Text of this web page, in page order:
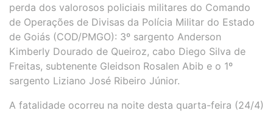
perda dos valorosos policiais militares do Comando
de Operações de Divisas da Polícia Militar do Estado
de Goiás (COD/PMGO): 3º sargento Anderson
Kimberly Dourado de Queiroz, cabo Diego Silva de
Freitas, subtenente Gleidson Rosalen Abib e o 1º
sargento Liziano José Ribeiro Júnior.
A fatalidade ocorreu na noite desta quarta-feira (24/4)